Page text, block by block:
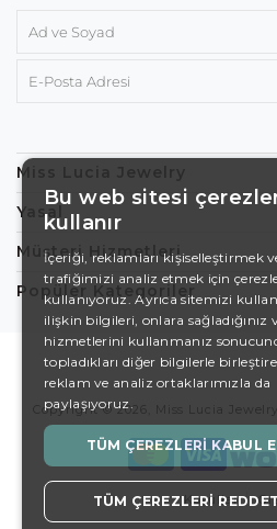
Miss Lucia Jewelry
Yasal
Müşteri Hizmetleri
Popüler Kategoriler
Copyright © 2026, Miss Lucia
Koşullar
DE
EN
Bu web sitesi
kullanır
İçeriği, reklamları kişiselleştirmek
trafiğimizi analiz etmek için
kullanıyoruz. Ayrıca sitemizi
ilişkin bilgileri, onlara sağladığınız
hizmetlerini kullanmanız
topladıkları diğer bilgilerle
reklam ve analiz ortaklarımızla da
paylaşıyoruz.
TÜM ÇEREZLERI KABUL
TÜM ÇEREZLERI REDDET